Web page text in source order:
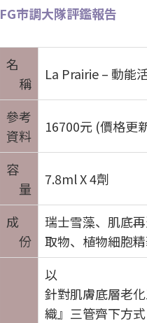
FG市調大隊評鑑報告
名
稱
La Prairie – 動能
參考
資料
16700元 (價格更
容
量
7.8ml X 4劑
成
份
瑞士雪藻、肌底
取物、植物細胞
以
針對肌膚底層老
織』三管齊下方